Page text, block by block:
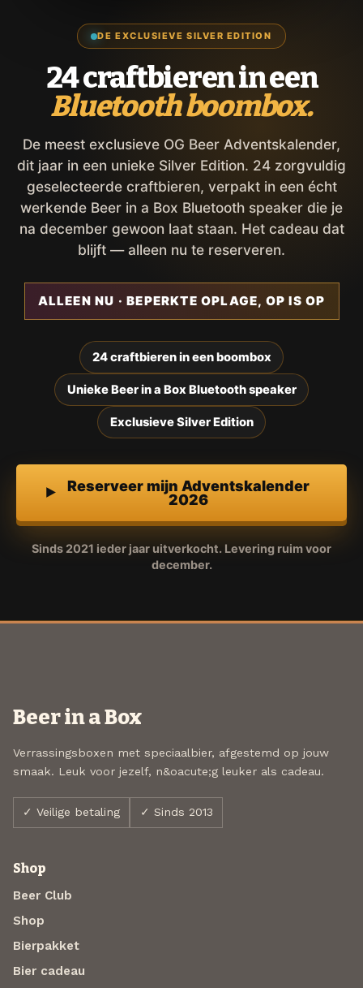
DE EXCLUSIEVE SILVER EDITION
24 craftbieren in een
Bluetooth boombox.
De meest exclusieve OG Beer Adventskalender,
dit jaar in een unieke Silver Edition. 24 zorgvuldig
geselecteerde craftbieren, verpakt in een écht
werkende Beer in a Box Bluetooth speaker die je
na december gewoon laat staan. Het cadeau dat
blijft — alleen nu te reserveren.
ALLEEN NU · BEPERKTE OPLAGE, OP IS OP
24 craftbieren in een boombox
Unieke Beer in a Box Bluetooth speaker
Exclusieve Silver Edition
Reserveer mijn Adventskalender
2026
Sinds 2021 ieder jaar uitverkocht. Levering ruim voor
december.
Beer in a Box
Verrassingsboxen met speciaalbier, afgestemd op jouw
smaak. Leuk voor jezelf, n&oacute;g leuker als cadeau.
✓ Veilige betaling ✓ Sinds 2013
Shop
Beer Club
Shop
Bierpakket
Bier cadeau